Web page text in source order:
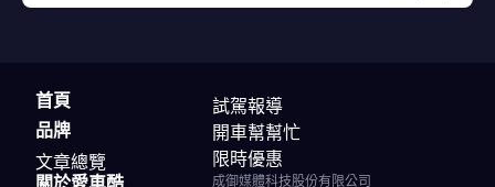
首頁
品牌
文章總覽
試駕報導
開車幫幫忙
限時優惠
成御媒體科技股份有限公司